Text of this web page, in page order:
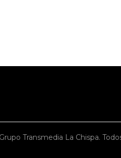
Transmedia La Chispa.